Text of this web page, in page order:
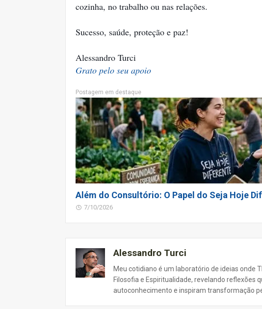
cozinha, no trabalho ou nas relações.
Sucesso, saúde, proteção e paz!
Alessandro Turci
Grato pelo seu apoio
Postagem em destaque
Além do Consultório: O Papel do Seja Hoje
7/10/2026
Alessandro Turci
Meu cotidiano é um laboratório de ideias onde
Filosofia e Espiritualidade, revelando reflexões
autoconhecimento e inspiram transformação